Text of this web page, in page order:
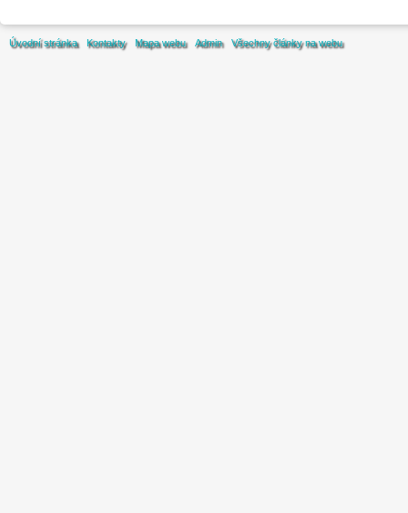
Úvodní stránka Kontakty Mapa webu Admin Všechny články na webu